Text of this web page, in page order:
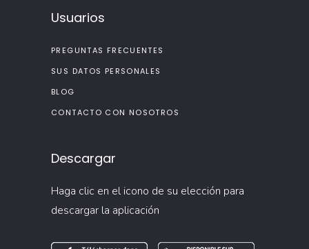
Usuarios
PREGUNTAS FRECUENTES
SUS DATOS PERSONALES
BLOG
CONTACTO CON NOSOTROS
Descargar
Haga clic en el icono de su elección para
descargar la aplicación